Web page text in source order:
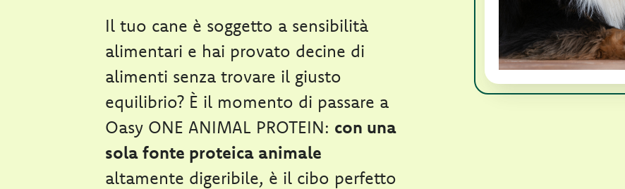
Il tuo cane è soggetto a sensibilità
alimentari e hai provato decine di
alimenti senza trovare il giusto
equilibrio? È il momento di passare a
Oasy ONE ANIMAL PROTEIN: con una
sola fonte proteica animale
altamente digeribile, è il cibo perfetto